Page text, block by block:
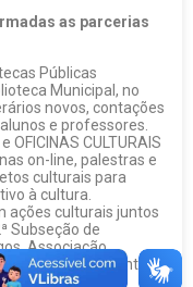
as parcerias
Públicas
Municipal, no
novos, contações
e professores.
OFICINAS CULTURAIS
on-line, palestras e
culturais para
à cultura.
ações culturais juntos
Subseção de
Associação
e comerciantes.